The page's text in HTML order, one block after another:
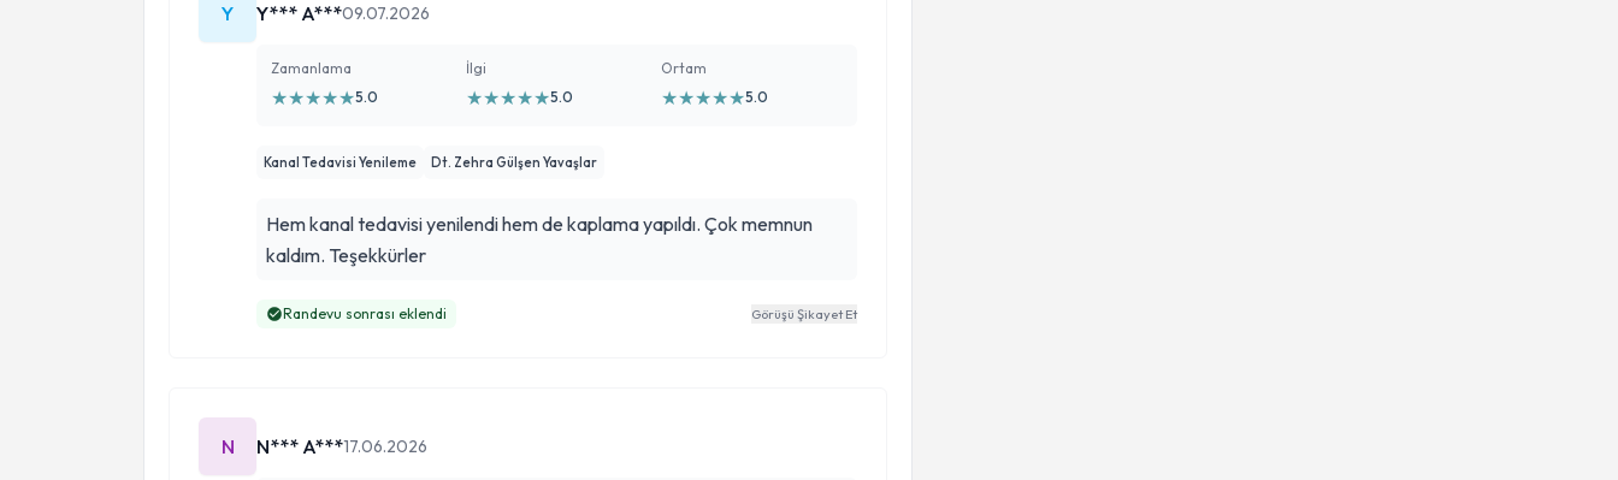
Y Y*** A***09.07.2026
Zamanlama
★★★★★5.0
İlgi
★★★★★5.0
Ortam
★★★★★5.0
Kanal Tedavisi Yenileme Dt. Zehra Gülşen Yavaşlar
Hem kanal tedavisi yenilendi hem de kaplama yapıldı. Çok memnun
kaldım. Teşekkürler
Randevu sonrası eklendi Görüşü Şikayet Et
N N*** A***17.06.2026